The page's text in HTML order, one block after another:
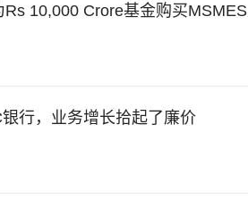
10,000 Crore基金购买
行，业务增长拾起了廉价